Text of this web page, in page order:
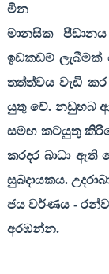
මීන
මානසික
ඉඩකඩම් ලැබීමක්
තත්ත්වය වැඩි
යුතු වේ. නඩුහබ
සමඟ කටයුතු
කරදර බාධා ඇති
සුබදායකය.
ජය වර්ණය -
අරඹන්න.